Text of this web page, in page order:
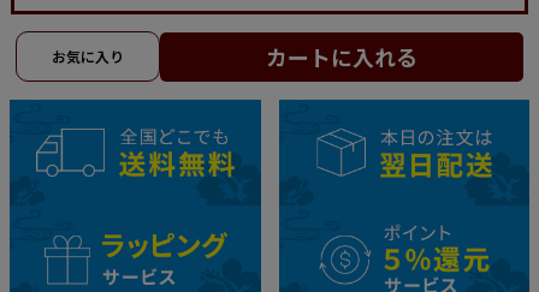
カートに入れる